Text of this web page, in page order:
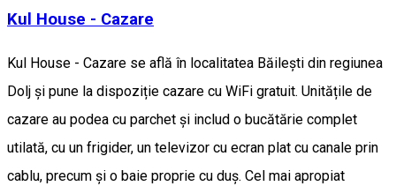
Kul House - Cazare
Kul House - Cazare se află în localitatea Băileşti din regiunea
Dolj și pune la dispoziție cazare cu WiFi gratuit. Unitățile de
cazare au podea cu parchet și includ o bucătărie complet
utilată, cu un frigider, un televizor cu ecran plat cu canale prin
cablu, precum și o baie proprie cu duș. Cel mai apropiat